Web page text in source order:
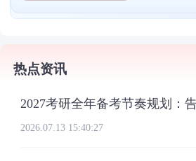
热点资讯
2027考研全年备考节奏规划：
2026.07.13 15:40:27